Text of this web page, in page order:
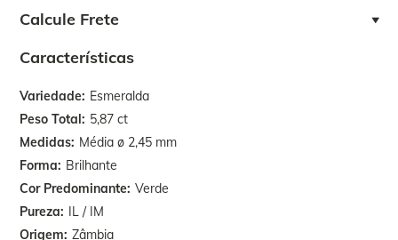
Características
Variedade Esmeralda
Peso Total 5,87 ct
Medidas Média ø 2,45 mm
Forma Brilhante
Cor Predominante Verde
Pureza IL / IM
Origem Zâmbia
Calcule Frete